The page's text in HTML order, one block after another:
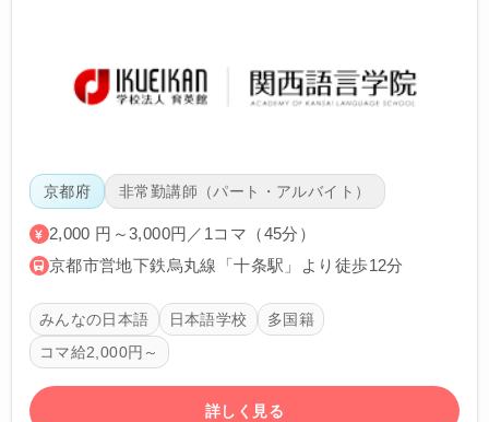
京都府 非常勤講師（パート・アルバイト）
2,000 円～3,000円／1コマ（45分）
京都市営地下鉄烏丸線「十条駅」より徒歩12分
みんなの日本語 日本語学校
多国籍
コマ給2,000円～
詳しく見る